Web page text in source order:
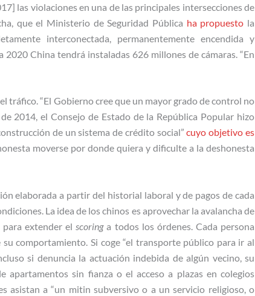
las violaciones en una de las principales intersecciones de
que el Ministerio de Seguridad Pública ha propuesto la
interconectada, permanentemente encendida y
2020 China tendrá instaladas 626 millones de cámaras. “En
tráfico. “El Gobierno cree que un mayor grado de control no
2014, el Consejo de Estado de la República Popular hizo
de un sistema de crédito social”cuyo objetivo es
moverse por donde quiera y dificulte a la deshonesta
elaborada a partir del historial laboral y de pagos de cada
La idea de los chinos es aprovechar la avalancha de
para extender elscoringa todos los órdenes. Cada persona
comportamiento. Si coge “el transporte público para ir al
si denuncia la actuación indebida de algún vecino, su
sin fianza o el acceso a plazas en colegios
asistan a “un mitin subversivo o a un servicio religioso, o